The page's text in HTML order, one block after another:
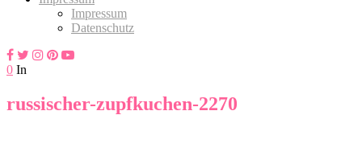
Impressum
Datenschutz
0 In
russischer-zupfkuchen-2270